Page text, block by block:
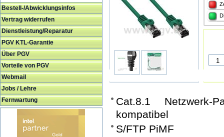
Bestell-/Abwicklungsinfos
Vertrag widerrufen
Dienstleistung/Reparatur
PGV KTL-Garantie
Über PGV
Vorteile von PGV
Webmail
Jobs / Lehre
Fernwartung
Cat.8.1 Netzwerk-
kompatibel
S/FTP PiMF